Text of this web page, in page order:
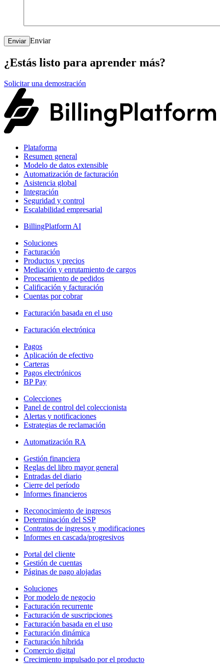
Enviar Enviar
¿Estás listo para aprender más?
Solicitar una demostración
Plataforma
Resumen general
Modelo de datos extensible
Automatización de facturación
Asistencia global
Integración
Seguridad y control
Escalabilidad empresarial
BillingPlatform AI
Soluciones
Facturación
Productos y precios
Mediación y enrutamiento de cargos
Procesamiento de pedidos
Calificación y facturación
Cuentas por cobrar
Facturación basada en el uso
Facturación electrónica
Pagos
Aplicación de efectivo
Carteras
Pagos electrónicos
BP Pay
Colecciones
Panel de control del coleccionista
Alertas y notificaciones
Estrategias de reclamación
Automatización RA
Gestión financiera
Reglas del libro mayor general
Entradas del diario
Cierre del período
Informes financieros
Reconocimiento de ingresos
Determinación del SSP
Contratos de ingresos y modificaciones
Informes en cascada/progresivos
Portal del cliente
Gestión de cuentas
Páginas de pago alojadas
Soluciones
Por modelo de negocio
Facturación recurrente
Facturación de suscripciones
Facturación basada en el uso
Facturación dinámica
Facturación híbrida
Comercio digital
Crecimiento impulsado por el producto